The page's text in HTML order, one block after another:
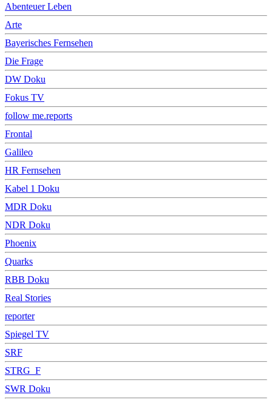
Abenteuer Leben
Arte
Bayerisches Fernsehen
Die Frage
DW Doku
Fokus TV
follow me.reports
Frontal
Galileo
HR Fernsehen
Kabel 1 Doku
MDR Doku
NDR Doku
Phoenix
Quarks
RBB Doku
Real Stories
reporter
Spiegel TV
SRF
STRG_F
SWR Doku